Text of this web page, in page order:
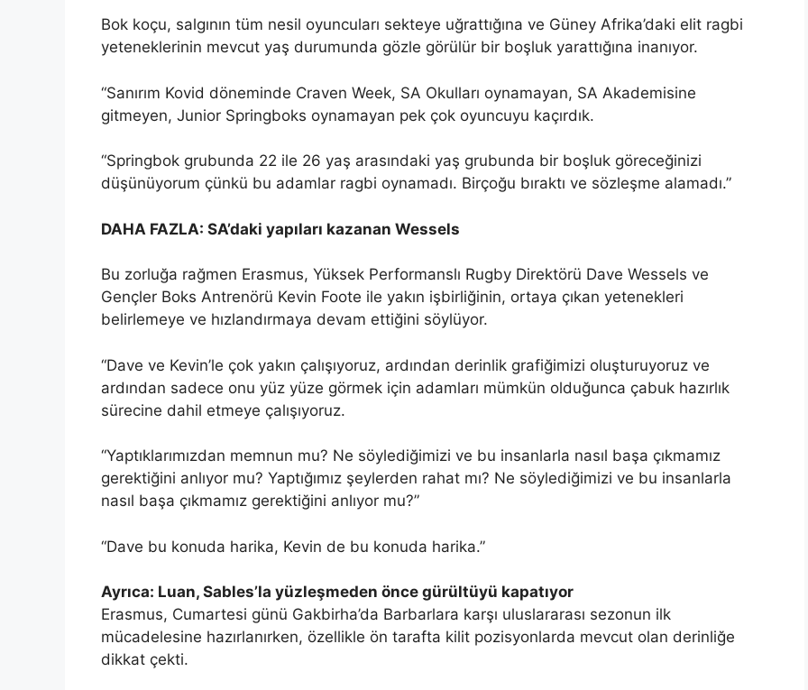
Bok koçu, salgının tüm nesil oyuncuları sekteye uğrattığına ve Güney Afrika’daki elit ragbi
yeteneklerinin mevcut yaş durumunda gözle görülür bir boşluk yarattığına inanıyor.
“Sanırım Kovid döneminde Craven Week, SA Okulları oynamayan, SA Akademisine
gitmeyen, Junior Springboks oynamayan pek çok oyuncuyu kaçırdık.
“Springbok grubunda 22 ile 26 yaş arasındaki yaş grubunda bir boşluk göreceğinizi
düşünüyorum çünkü bu adamlar ragbi oynamadı. Birçoğu bıraktı ve sözleşme alamadı.”
DAHA FAZLA: SA’daki yapıları kazanan Wessels
Bu zorluğa rağmen Erasmus, Yüksek Performanslı Rugby Direktörü Dave Wessels ve
Gençler Boks Antrenörü Kevin Foote ile yakın işbirliğinin, ortaya çıkan yetenekleri
belirlemeye ve hızlandırmaya devam ettiğini söylüyor.
“Dave ve Kevin’le çok yakın çalışıyoruz, ardından derinlik grafiğimizi oluşturuyoruz ve
ardından sadece onu yüz yüze görmek için adamları mümkün olduğunca çabuk hazırlık
sürecine dahil etmeye çalışıyoruz.
“Yaptıklarımızdan memnun mu? Ne söylediğimizi ve bu insanlarla nasıl başa çıkmamız
gerektiğini anlıyor mu? Yaptığımız şeylerden rahat mı? Ne söylediğimizi ve bu insanlarla
nasıl başa çıkmamız gerektiğini anlıyor mu?”
“Dave bu konuda harika, Kevin de bu konuda harika.”
Ayrıca: Luan, Sables’la yüzleşmeden önce gürültüyü kapatıyor
Erasmus, Cumartesi günü Gakbirha’da Barbarlara karşı uluslararası sezonun ilk
mücadelesine hazırlanırken, özellikle ön tarafta kilit pozisyonlarda mevcut olan derinliğe
dikkat çekti.